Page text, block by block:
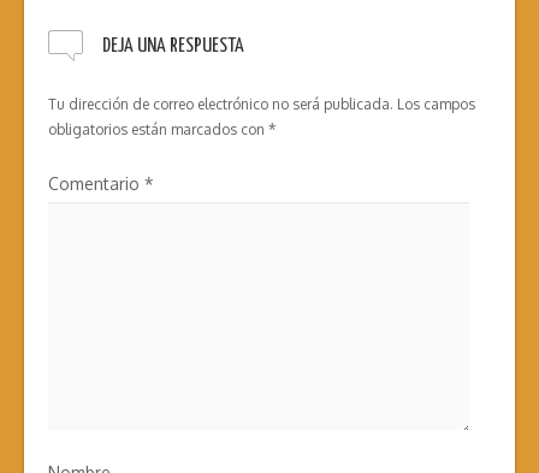
DEJA UNA RESPUESTA
Tu dirección de correo electrónico no será publicada. Los campos
obligatorios están marcados con *
Comentario *